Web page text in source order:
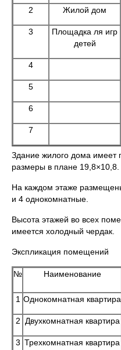
2 Жилой дом
3
Площадка ля игр
детей
4
5
6
7
Здание жилого дома имеет
размеры в плане
На каждом этаже
и 4 однокомнатные.
Высота этажей во всех
имеется холодный чердак.
Экспликация помещений
№ Наименование
1 Однокомнатная квартира
2 Двухкомнатная квартира
3 Трехкомнатная квартира